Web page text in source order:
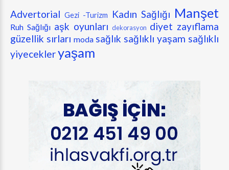
Advertorial Gezi -Turizm Kadın Sağlığı Manşet
Ruh Sağlığı aşk oyunları dekorasyon diyet zayıflama
güzellik sırları moda sağlık sağlıklı yaşam sağlıklı
yiyecekleryaşam